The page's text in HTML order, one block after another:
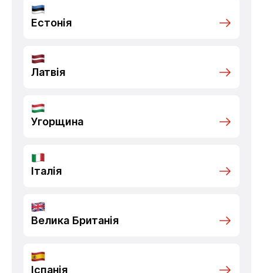
Естонія
Латвія
Угорщина
Італія
Велика Британія
Іспанія